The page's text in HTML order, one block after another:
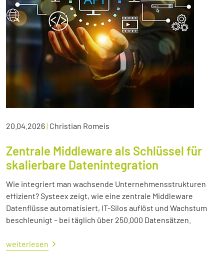
20.04.2026| Christian Romeis
Zentrale Middleware als Schlüssel für
skalierbare Datenintegration
Wie integriert man wachsende Unternehmensstrukturen
effizient? Systeex zeigt, wie eine zentrale Middleware
Datenflüsse automatisiert, IT-Silos auflöst und Wachstum
beschleunigt – bei täglich über 250.000 Datensätzen.
weiterlesen